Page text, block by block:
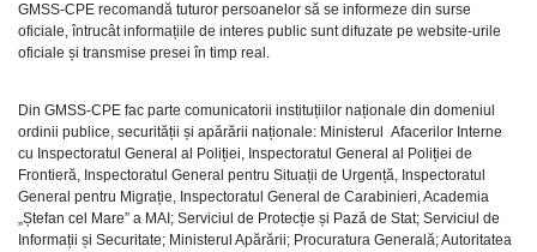
GMSS-CPE recomandă tuturor persoanelor să se informeze din surse
oficiale, întrucât informațiile de interes public sunt difuzate pe website-urile
oficiale și transmise presei în timp real.
Din GMSS-CPE fac parte comunicatorii instituțiilor naționale din domeniul
ordinii publice, securității și apărării naționale: Ministerul Afacerilor Interne
cu Inspectoratul General al Poliției, Inspectoratul General al Poliției de
Frontieră, Inspectoratul General pentru Situații de Urgență, Inspectoratul
General pentru Migrație, Inspectoratul General de Carabinieri, Academia
„Ștefan cel Mare” a MAI; Serviciul de Protecție și Pază de Stat; Serviciul de
Informații și Securitate; Ministerul Apărării; Procuratura Generală; Autoritatea